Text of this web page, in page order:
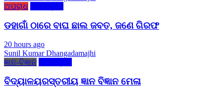
ଅପରାଧ
ଡହାଗାଁ ଠାରେ ବାଘ ଛାଲ ଜବତ, ଜଣେ ଗିରଫ
20 hours ago
Sunil Kumar Dhangadamajhi
ଜ୍ଞାନ-ବିଜ୍ଞାନ
ବିଦ୍ୟାଳୟରସ୍ତରୀୟ ଜ୍ଞାନ ବିଜ୍ଞାନ ମେଳା